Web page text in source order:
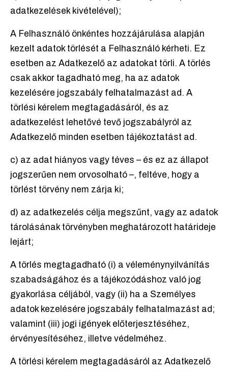
adatkezelések kivételével);
A Felhasználó önkéntes hozzájárulása alapján
kezelt adatok törlését a Felhasználó kérheti. Ez
esetben az Adatkezelő az adatokat törli. A törlés
csak akkor tagadható meg, ha az adatok
kezelésére jogszabály felhatalmazást ad. A
törlési kérelem megtagadásáról, és az
adatkezelést lehetővé tevő jogszabályról az
Adatkezelő minden esetben tájékoztatást ad.
c) az adat hiányos vagy téves – és ez az állapot
jogszerűen nem orvosolható –, feltéve, hogy a
törlést törvény nem zárja ki;
d) az adatkezelés célja megszűnt, vagy az adatok
tárolásának törvényben meghatározott határideje
lejárt;
A törlés megtagadható (i) a véleménynyilvánítás
szabadságához és a tájékozódáshoz való jog
gyakorlása céljából, vagy (ii) ha a Személyes
adatok kezelésére jogszabály felhatalmazást ad;
valamint (iii) jogi igények előterjesztéséhez,
érvényesítéséhez, illetve védelméhez.
A törlési kérelem megtagadásáról az Adatkezelő